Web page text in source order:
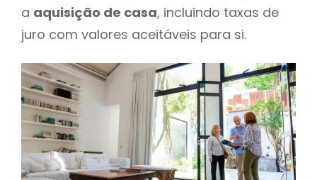
a aquisição de casa, incluindo taxas de
juro com valores aceitáveis para si.